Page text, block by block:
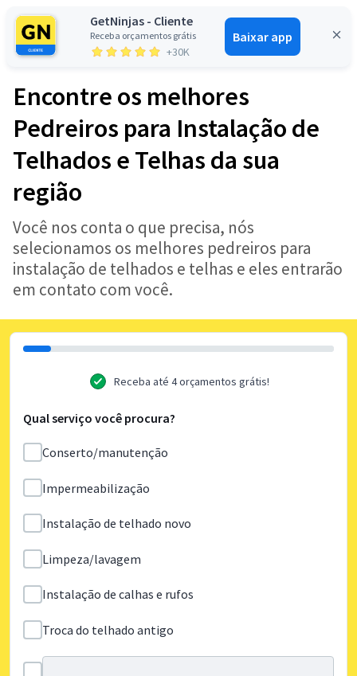
GetNinjas - Cliente
Receba orçamentos grátis
+30K
Baixar app
Entrar
Encontre os melhores
Pedreiros para Instalação de
Telhados e Telhas da sua
região
Você nos conta o que precisa, nós
selecionamos os melhores pedreiros para
instalação de telhados e telhas e eles entrarão
em contato com você.
Receba até 4 orçamentos grátis!
Qual serviço você procura?
Conserto/manutenção
Impermeabilização
Instalação de telhado novo
Limpeza/lavagem
Instalação de calhas e rufos
Troca do telhado antigo